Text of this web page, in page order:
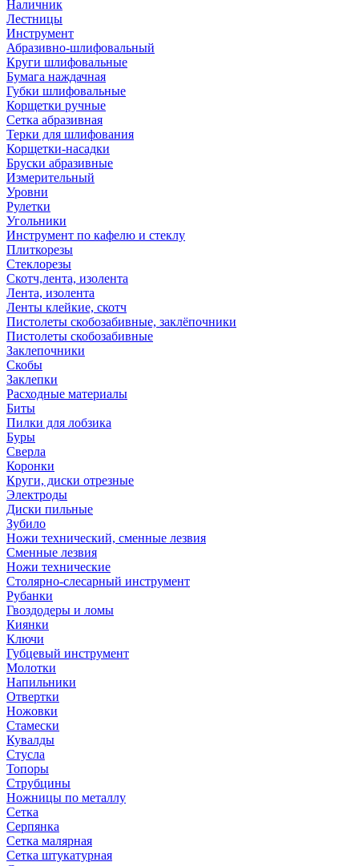
Наличник
Лестницы
Инструмент
Абразивно-шлифовальный
Круги шлифовальные
Бумага наждачная
Губки шлифовальные
Корщетки ручные
Сетка абразивная
Терки для шлифования
Корщетки-насадки
Бруски абразивные
Измерительный
Уровни
Рулетки
Угольники
Инструмент по кафелю и стеклу
Плиткорезы
Стеклорезы
Скотч,лента, изолента
Лента, изолента
Ленты клейкие, скотч
Пистолеты скобозабивные, заклёпочники
Пистолеты скобозабивные
Заклепочники
Скобы
Заклепки
Расходные материалы
Биты
Пилки для лобзика
Буры
Сверла
Коронки
Круги, диски отрезные
Электроды
Диски пильные
Зубило
Ножи технический, сменные лезвия
Сменные лезвия
Ножи технические
Столярно-слесарный инструмент
Рубанки
Гвоздодеры и ломы
Киянки
Ключи
Губцевый инструмент
Молотки
Напильники
Отвертки
Ножовки
Стамески
Кувалды
Стусла
Топоры
Струбцины
Ножницы по металлу
Сетка
Серпянка
Сетка малярная
Сетка штукатурная